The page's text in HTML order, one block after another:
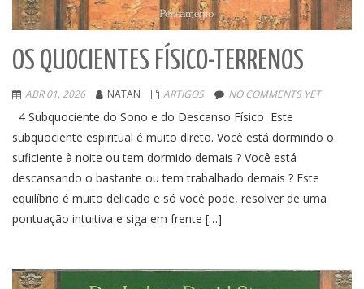
OS QUOCIENTES FÍSICO-TERRENOS
ABR 01, 2026 NATAN ARTIGOS NO COMMENTS YET
4 Subquociente do Sono e do Descanso Físico Este
subquociente espiritual é muito direto. Você está dormindo o
suficiente à noite ou tem dormido demais ? Você está
descansando o bastante ou tem trabalhado demais ? Este
equilíbrio é muito delicado e só você pode, resolver de uma
pontuação intuitiva e siga em frente […]